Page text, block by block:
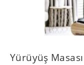
Yürüyüş Masası